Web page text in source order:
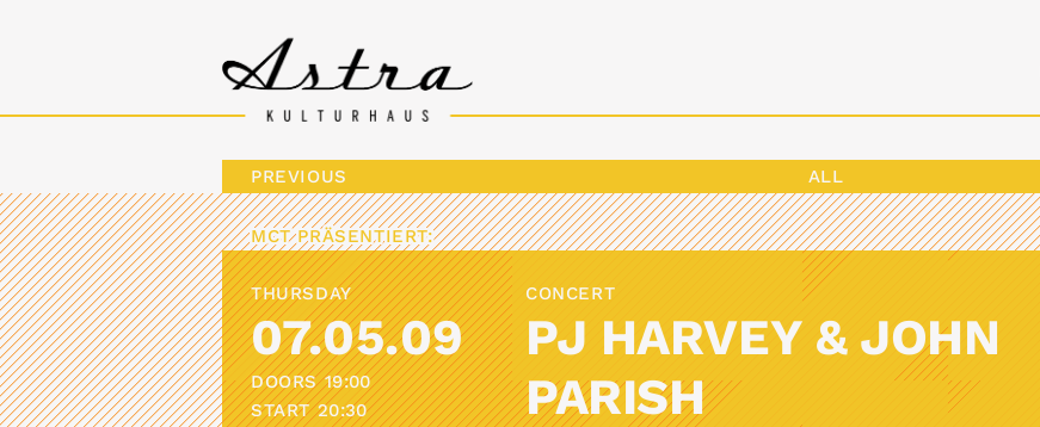
PREVIOUS ALL
MCTPRÄSENTIERT:
THURSDAY
07.05.09
DOORS 19:00
START 20:30
CONCERT
PJ HARVEY & JOHN
PARISH